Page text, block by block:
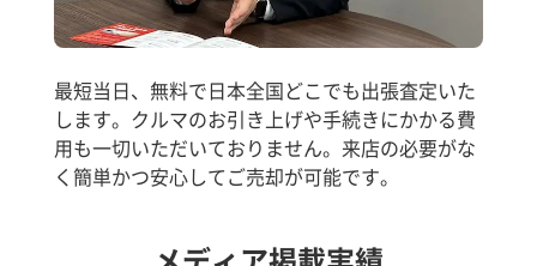
最短当日、無料で日本全国どこでも出張査定いた
します。クルマのお引き上げや手続きにかかる費
用も一切いただいておりません。来店の必要がな
く簡単かつ安心してご売却が可能です。